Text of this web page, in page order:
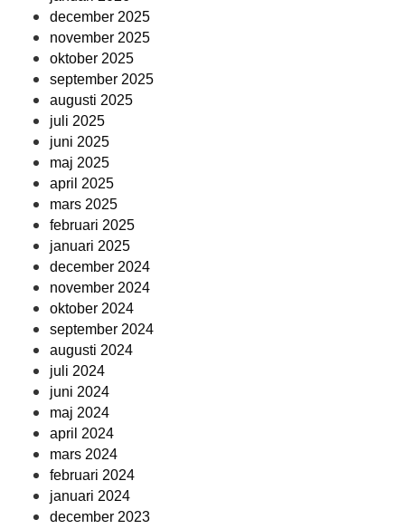
december 2025
november 2025
oktober 2025
september 2025
augusti 2025
juli 2025
juni 2025
maj 2025
april 2025
mars 2025
februari 2025
januari 2025
december 2024
november 2024
oktober 2024
september 2024
augusti 2024
juli 2024
juni 2024
maj 2024
april 2024
mars 2024
februari 2024
januari 2024
december 2023